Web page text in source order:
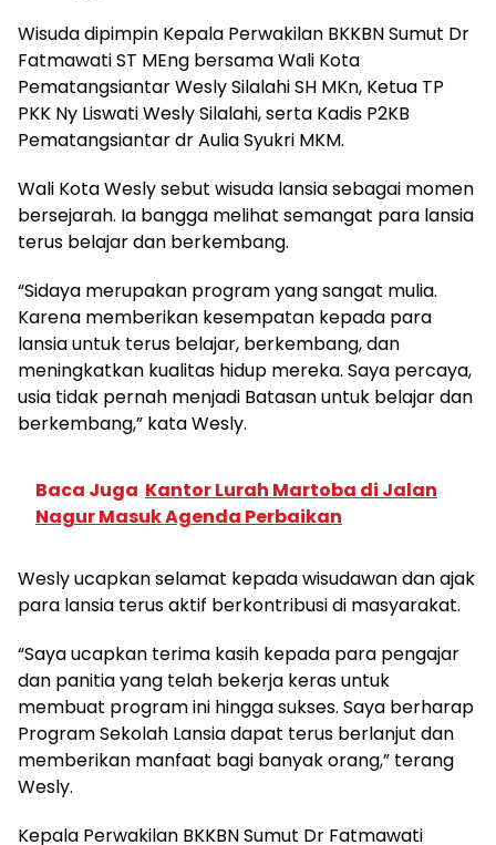
Wisuda dipimpin Kepala Perwakilan BKKBN Sumut Dr
Fatmawati ST MEng bersama Wali Kota
Pematangsiantar Wesly Silalahi SH MKn, Ketua TP
PKK Ny Liswati Wesly Silalahi, serta Kadis P2KB
Pematangsiantar dr Aulia Syukri MKM.
Wali Kota Wesly sebut wisuda lansia sebagai momen
bersejarah. Ia bangga melihat semangat para lansia
terus belajar dan berkembang.
“Sidaya merupakan program yang sangat mulia.
Karena memberikan kesempatan kepada para
lansia untuk terus belajar, berkembang, dan
meningkatkan kualitas hidup mereka. Saya percaya,
usia tidak pernah menjadi Batasan untuk belajar dan
berkembang,” kata Wesly.
Baca Juga Kantor Lurah Martoba di Jalan
Nagur Masuk Agenda Perbaikan
Wesly ucapkan selamat kepada wisudawan dan ajak
para lansia terus aktif berkontribusi di masyarakat.
“Saya ucapkan terima kasih kepada para pengajar
dan panitia yang telah bekerja keras untuk
membuat program ini hingga sukses. Saya berharap
Program Sekolah Lansia dapat terus berlanjut dan
memberikan manfaat bagi banyak orang,” terang
Wesly.
Kepala Perwakilan BKKBN Sumut Dr Fatmawati